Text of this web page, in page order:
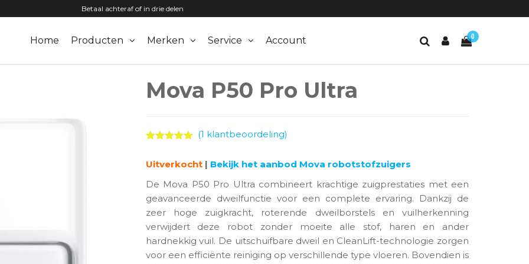
Betaal achteraf of in drie delen
0
Home Producten Merken Service Account
Mova P50 Pro Ultra
gebaseerd
waardering
(1 klantbeoordeling)
Uitverkocht| Bekijk het aanbod Mova robotstofzuigers
De Mova P50 Pro Ultra combineert krachtige zuigprestaties met een
geavanceerde dweilfunctie voor een complete ervaring. Dankzij de
zeer hoge zuigkracht, roterende dweilborstels en vuilherkenning
verwijdert deze robot zonder moeite alle stof, haren en ander
hardnekkig vuil. De uitschuifbare dweil en CleanLift-technologie zorgen
voor een efficiënte reiniging op verschillende type vloeren. Bovendien is